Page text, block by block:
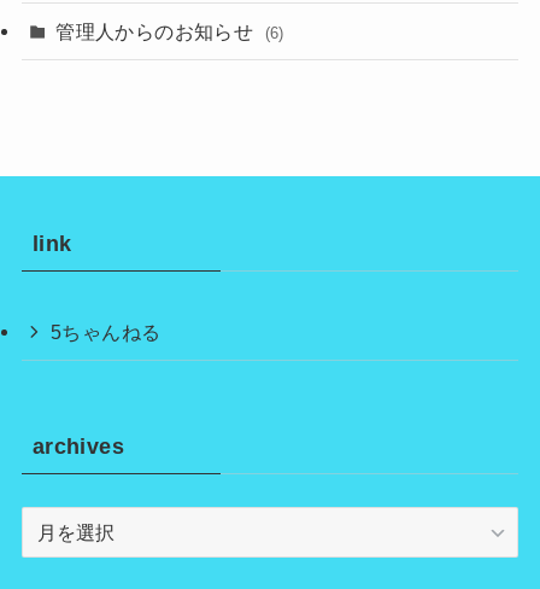
管理人からのお知らせ (6)
link
5ちゃんねる
archives
archives